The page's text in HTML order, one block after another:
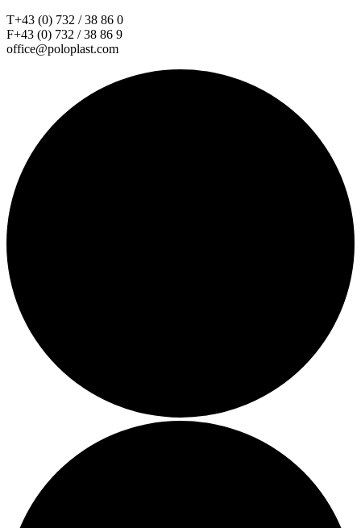
T+43 (0) 732 / 38 86 0
F+43 (0) 732 / 38 86 9
office@poloplast.com